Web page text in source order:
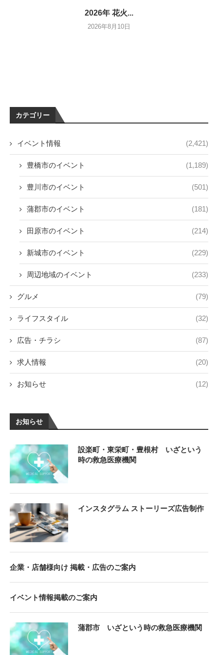
2026年 花火...
2026年8月10日
カテゴリー
イベント情報 (2,421)
豊橋市のイベント (1,189)
豊川市のイベント (501)
蒲郡市のイベント (181)
田原市のイベント (214)
新城市のイベント (229)
周辺地域のイベント (233)
グルメ (79)
ライフスタイル (32)
広告・チラシ (87)
求人情報 (20)
お知らせ (12)
お知らせ
設楽町・東栄町・豊根村 いざという
時の救急医療機関
インスタグラム ストーリーズ広告制作
企業・店舗様向け 掲載・広告のご案内
イベント情報掲載のご案内
蒲郡市 いざという時の救急医療機関